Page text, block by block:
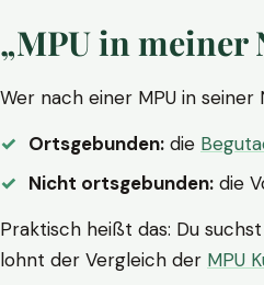
„MPU in meiner
Wer nach einer MPU in
Ortsgebunden: die
Nicht ortsgebunden: die
Praktisch heißt das: Du
lohnt der Vergleich der MPU